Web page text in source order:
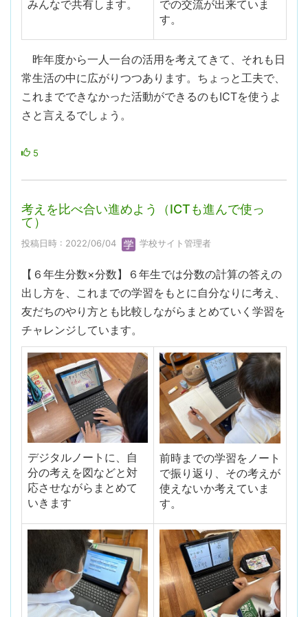
みんなで共有します。
での交流が出来ていま
す。
昨年度から一人一台の活用を考えてきて、それも日
常生活の中に広がりつつあります。ちょっと工夫で、
これまでできなかった活動ができるのもICTを使うよ
さと言えるでしょう。
5
考えを比べ合い進めよう（ICTも進んで使っ
て）
投稿日時 : 2022/06/04 学校サイト管理者
【６年生分数×分数】６年生では分数の計算の答えの
出し方を、これまでの学習をもとに自分なりに考え、
友だちのやり方とも比較しながらまとめていく学習を
チャレンジしています。
デジタルノートに、自
分の考えを図などと対
応させながらまとめて
いきます
前時までの学習をノート
で振り返り、その考えが
使えないか考えていま
す。